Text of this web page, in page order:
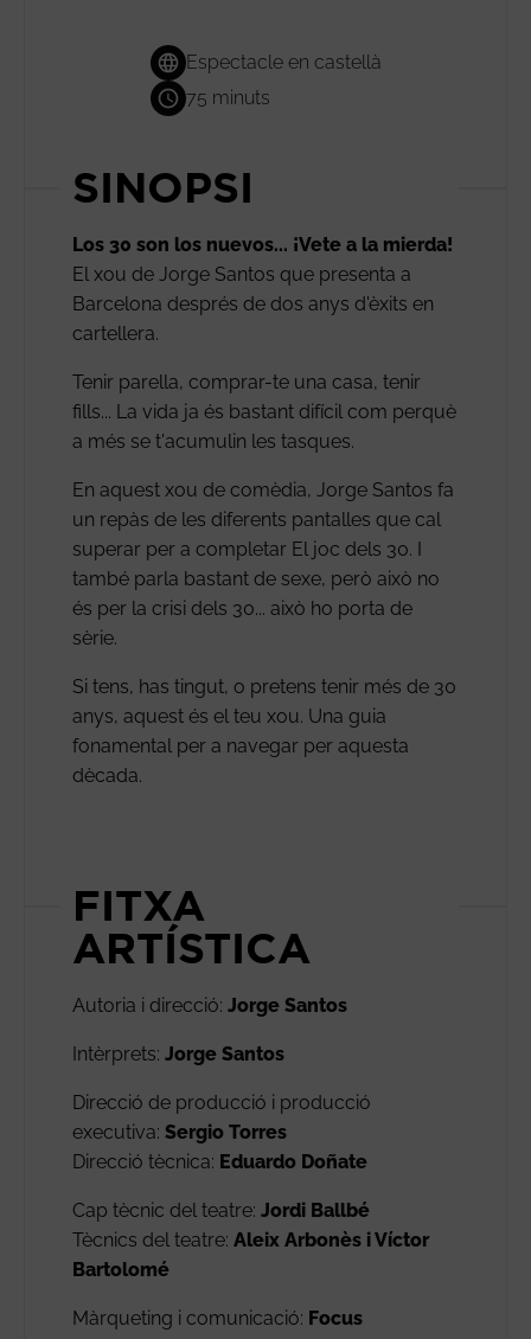
Espectacle en castellà
75 minuts
SINOPSI
Los 30 son los nuevos... ¡Vete a la mierda!
El xou de Jorge Santos que presenta a
Barcelona després de dos anys d'èxits en
cartellera.
Tenir parella, comprar-te una casa, tenir
fills... La vida ja és bastant difícil com perquè
a més se t'acumulin les tasques.
En aquest xou de comèdia, Jorge Santos fa
un repàs de les diferents pantalles que cal
superar per a completar El joc dels 30. I
també parla bastant de sexe, però això no
és per la crisi dels 30... això ho porta de
sèrie.
Si tens, has tingut, o pretens tenir més de 30
anys, aquest és el teu xou. Una guia
fonamental per a navegar per aquesta
dècada.
FITXA
ARTÍSTICA
Autoria i direcció: Jorge Santos
Intèrprets: Jorge Santos
Direcció de producció i producció
executiva: Sergio Torres
Direcció tècnica: Eduardo Doñate
Cap tècnic del teatre: Jordi Ballbé
Tècnics del teatre: Aleix Arbonès i Víctor
Bartolomé
Màrqueting i comunicació: Focus